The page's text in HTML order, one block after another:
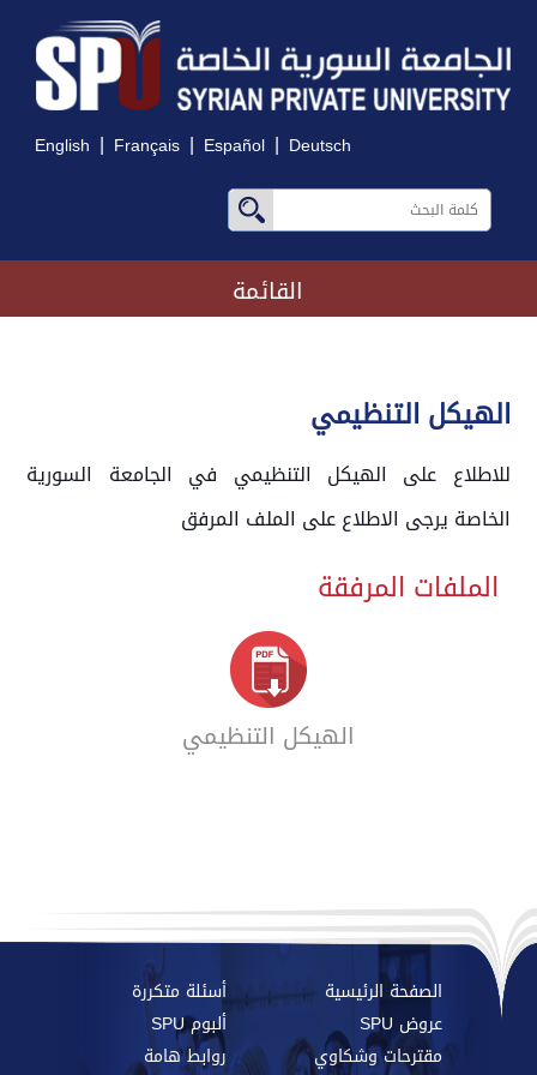
English | Français | Español | Deutsch
القائمة
الهيكل التنظيمي
للاطلاع على الهيكل التنظيمي في الجامعة السورية
الخاصة يرجى الاطلاع على الملف المرفق
الملفات المرفقة
الهيكل التنظيمي
الصفحة الرئيسية
أسئلة متكررة
عروض SPU
ألبوم SPU
مقترحات وشكاوي
روابط هامة